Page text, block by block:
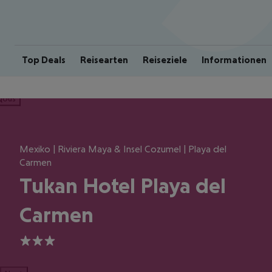
Top Deals Reisearten Reiseziele Informationen
Mexiko | Riviera Maya & Insel Cozumel | Playa del
Carmen
Tukan Hotel Playa del
Carmen
3